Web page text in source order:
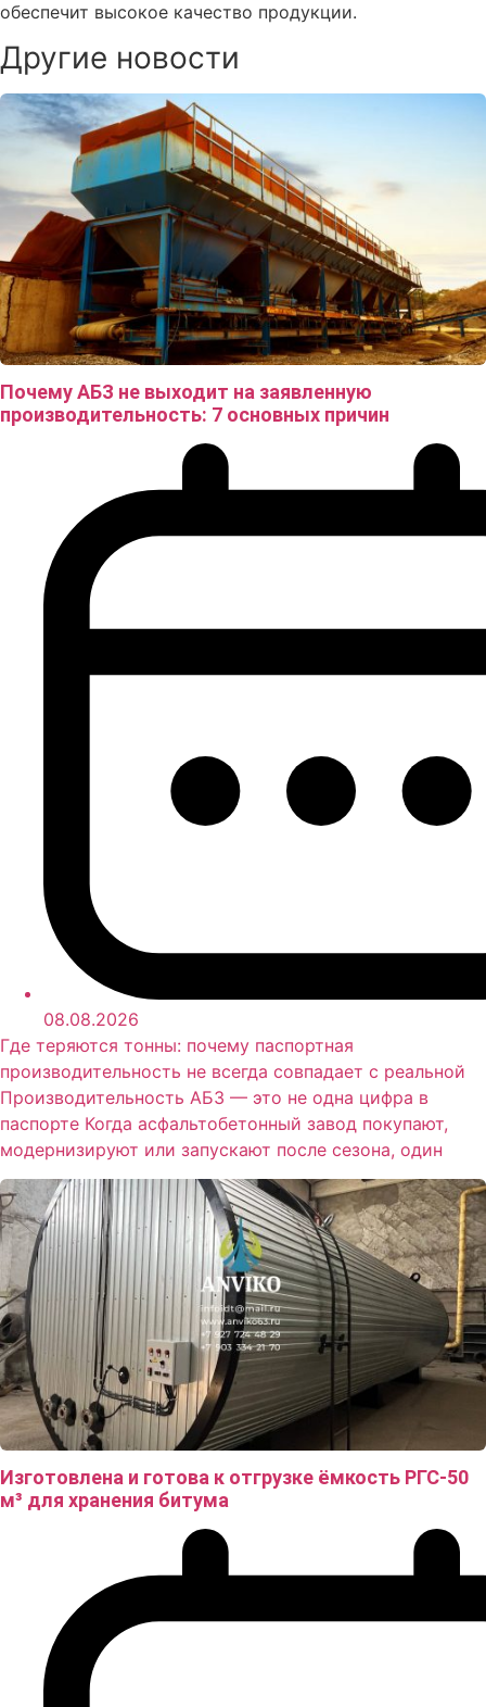
обеспечит высокое качество продукции.
Другие новости
Почему АБЗ не выходит на заявленную
производительность: 7 основных причин
08.08.2026
Где теряются тонны: почему паспортная
производительность не всегда совпадает с реальной
Производительность АБЗ — это не одна цифра в
паспорте Когда асфальтобетонный завод покупают,
модернизируют или запускают после сезона, один
Изготовлена и готова к отгрузке ёмкость РГС-50
м³ для хранения битума